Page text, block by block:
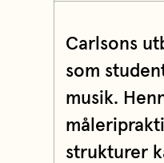
Carlsons
som
musik.
strukturer